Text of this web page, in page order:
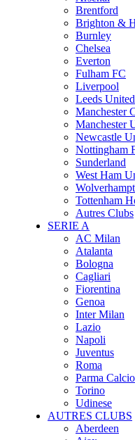
Brentford
Brighton &
Burnley
Chelsea
Everton
Fulham FC
Liverpool
Leeds United
Manchester
Manchester
Newcastle
Nottingham
Sunderland
West Ham
Tottenham
Autres Clubs
SERIE A
AC Milan
Atalanta
Bologna
Cagliari
Fiorentina
Genoa
Inter Milan
Lazio
Napoli
Juventus
Roma
Parma Calcio
Torino
Udinese
AUTRES CLUBS
Aberdeen